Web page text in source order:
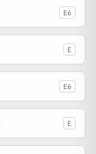
E6
E
E6
E